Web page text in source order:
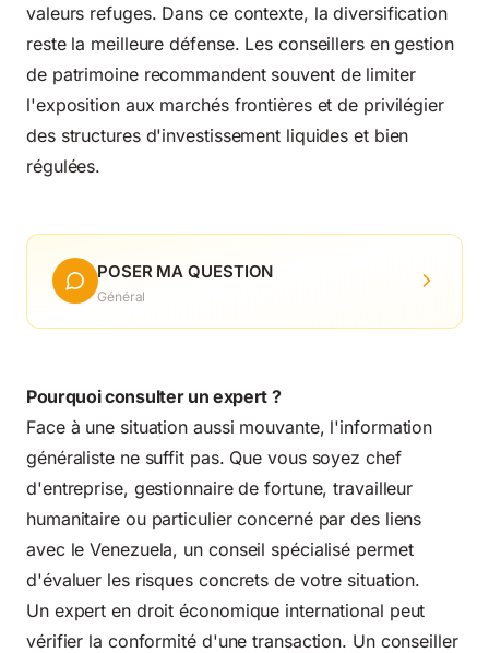
valeurs refuges. Dans ce contexte, la diversification
reste la meilleure défense. Les conseillers en gestion
de patrimoine recommandent souvent de limiter
l'exposition aux marchés frontières et de privilégier
des structures d'investissement liquides et bien
régulées.
POSER MA QUESTION
Général
Pourquoi consulter un expert ?
Face à une situation aussi mouvante, l'information
généraliste ne suffit pas. Que vous soyez chef
d'entreprise, gestionnaire de fortune, travailleur
humanitaire ou particulier concerné par des liens
avec le Venezuela, un conseil spécialisé permet
d'évaluer les risques concrets de votre situation.
Un expert en droit économique international peut
vérifier la conformité d'une transaction. Un conseiller